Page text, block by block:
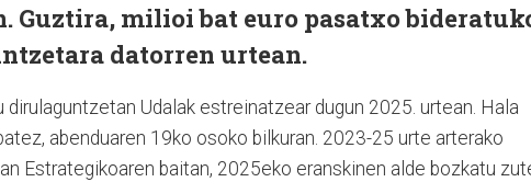
Guztira, milioi bat euro pasatxo
datorren urtean.
Udalak estreinatzear dugun 2025. urtean. Hala
abenduaren 19ko osoko bilkuran. 2023-25 urte arterako
Estrategikoaren baitan, 2025eko eranskinen alde bozkatu